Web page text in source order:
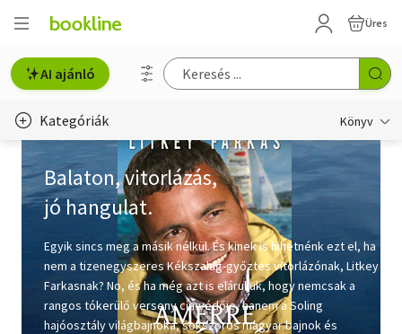
Üres
AI ajánló
Kategóriák Könyv
Életmód, egészség
Erotika
Gyermek- és ifjúsági
Hobbi, szabadidő
Irodalom
Balaton, vitorlázás,
jó hangulat.
Egyik sincs meg a másik nélkül. És kinek is hihetnénk ezt el, ha
nem a tizenegyszeres Kékszalag-győztes vitorlázónak, Litkey
Farkasnak? No, és ha még azt is eláruljuk, hogy nemcsak a
rangos tókerülő verseny címvédője, hanem a Soling
hajóosztály világbajnoka, sokszoros magyar bajnok és